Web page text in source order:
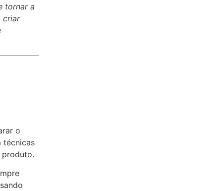
tornar a
criar
o
técnicas
produto.